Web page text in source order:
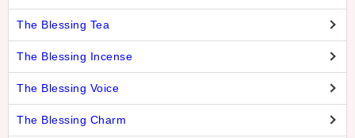
The Blessing Tea
The Blessing Incense
The Blessing Voice
The Blessing Charm